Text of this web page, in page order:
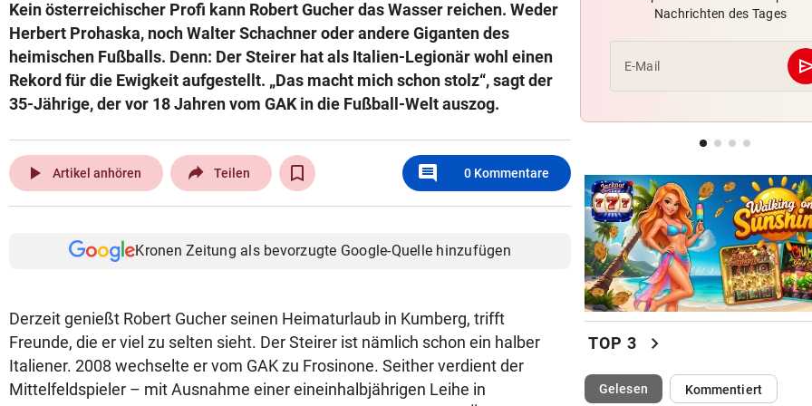
Kein österreichischer Profi kann Robert Gucher das Wasser reichen. Weder
Herbert Prohaska, noch Walter Schachner oder andere Giganten des
heimischen Fußballs. Denn: Der Steirer hat als Italien-Legionär wohl einen
Rekord für die Ewigkeit aufgestellt. „Das macht mich schon stolz“, sagt der
35-Jährige, der vor 18 Jahren vom GAK in die Fußball-Welt auszog.
play_arrow Artikel anhören Teilen comment 0 Kommentare
Kronen Zeitung als bevorzugte Google-Quelle hinzufügen
Derzeit genießt Robert Gucher seinen Heimaturlaub in Kumberg, trifft
Freunde, die er viel zu selten sieht. Der Steirer ist nämlich schon ein halber
Italiener. 2008 wechselte er vom GAK zu Frosinone. Seither verdient der
Mittelfeldspieler – mit Ausnahme einer eineinhalbjährigen Leihe in
Sportboss Katzer: „Fahren
superhappy nach Hause“
vor
häufen sich
Knoll bei EM Achter vom
Lotfi auf Rang 12!
Nachrichten des Tages
E-Mail
TOP 3 chevron_right
Gelesen(ausgewählt)Kommentiert